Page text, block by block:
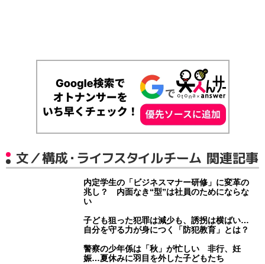
文／構成・ライフスタイルチーム 関連記事
内定学生の「ビジネスマナー研修」に変革の
兆し？ 内面なき“型”は社員のためにならな
い
子ども狙った犯罪は減少も、誘拐は横ばい…
自分を守る力が身につく「防犯教育」とは？
警察の少年係は「秋」が忙しい 非行、妊
娠…夏休みに羽目を外した子どもたち